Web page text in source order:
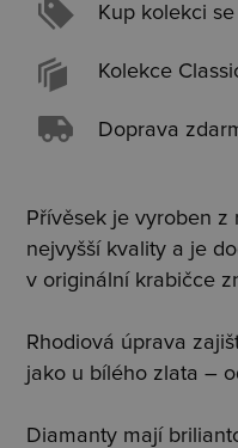
Kup kolekci
Kolekce
Doprava
Přívěsek je vyroben z
nejvyšší kvality a je
v originální krabičce
Rhodiová úprava
jako u bílého zlata –
Diamanty mají